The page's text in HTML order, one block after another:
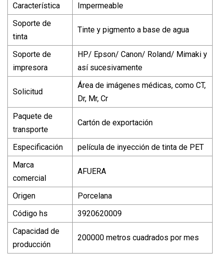
Característica
Impermeable
Soporte de
tinta
Tinte y pigmento a base de agua
Soporte de
impresora
HP/ Epson/ Canon/ Roland/ Mimaki y
así sucesivamente
Solicitud
Área de imágenes médicas, como CT,
Dr, Mr, Cr
Paquete de
transporte
Cartón de exportación
Especificación
película de inyección de tinta de PET
Marca
comercial
AFUERA
Origen
Porcelana
Código hs
3920620009
Capacidad de
producción
200000 metros cuadrados por mes